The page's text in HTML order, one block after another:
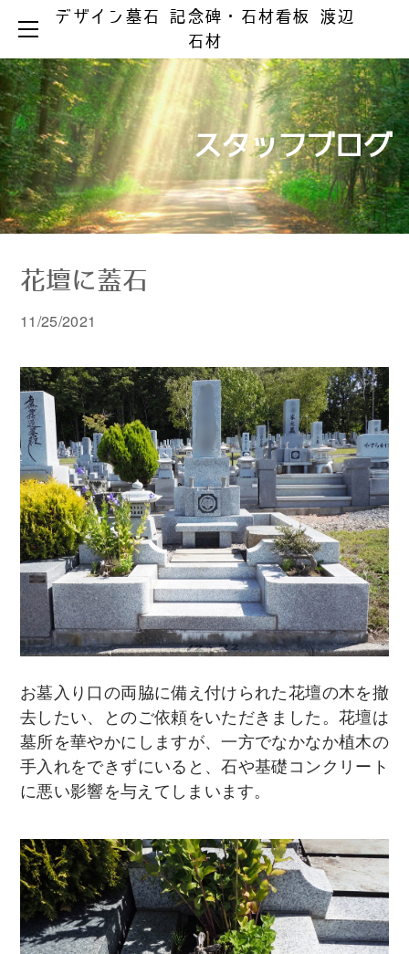
デザイン墓石 記念碑・石材看板 渡辺
石材
スタッフブログ
花壇に蓋石
11/25/2021
お墓入り口の両脇に備え付けられた花壇の木を撤
去したい、とのご依頼をいただきました。花壇は
墓所を華やかにしますが、一方でなかなか植木の
手入れをできずにいると、石や基礎コンクリート
に悪い影響を与えてしまいます。
HOME
お墓ができるまで
お墓の知識
お手入れとマナー
製品ラインアップ
デザイン墓石
和型墓石
洋型・和洋型墓石
お墓のリフォーム
リフォーム事例集
器具の取替え
文字の色入れ
メジ補修・積替え
クリーニング
墓じまい
納骨の仕方
会社案内
霊園情報
お問い合わせ